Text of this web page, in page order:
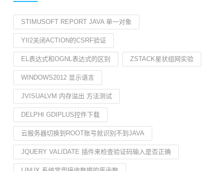
STIMUSOFT REPORT JAVA 单一对象
YII2关闭ACTION的CSRF验证
EL表达式和OGNL表达式的区别 ZSTACK星状组网实验
WINDOWS2012 显示语言
JVISUALVM 内存溢出 方法测试
DELPHI GDIPLUS控件下载
云服务器切换到ROOT账号就识别不到JAVA
JQUERY VALIDATE 插件来检查验证码输入是否正确